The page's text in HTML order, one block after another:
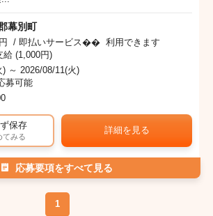
幕別町
/ 即払いサービス�� 利用できます
給 (1,000円)
) ～ 2026/08/11(火)
募可能
保存
てみる
詳細を見る
応募要項をすべて見る
1